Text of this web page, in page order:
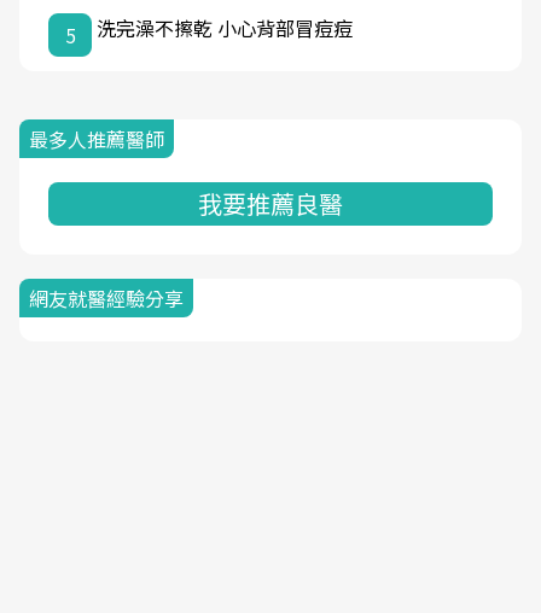
5 洗完澡不擦乾 小心背部冒痘痘
最多人推薦醫師
我要推薦良醫
網友就醫經驗分享